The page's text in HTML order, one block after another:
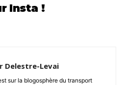
Insta !
Delestre-Levai
sur la blogosphère du transport